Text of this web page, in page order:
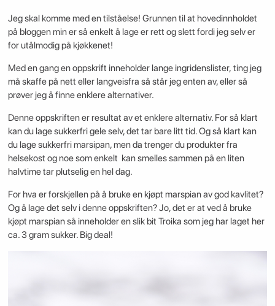
Jeg skal komme med en tilståelse! Grunnen til at hovedinnholdet
på bloggen min er så enkelt å lage er rett og slett fordi jeg selv er
for utålmodig på kjøkkenet!
Med en gang en oppskrift inneholder lange ingridenslister, ting jeg
må skaffe på nett eller langveisfra så står jeg enten av, eller så
prøver jeg å finne enklere alternativer.
Denne oppskriften er resultat av et enklere alternativ. For så klart
kan du lage sukkerfri gele selv, det tar bare litt tid. Og så klart kan
du lage sukkerfri marsipan, men da trenger du produkter fra
helsekost og noe som enkelt kan smelles sammen på en liten
halvtime tar plutselig en hel dag.
For hva er forskjellen på å bruke en kjøpt marspian av god kavlitet?
Og å lage det selv i denne oppskriften? Jo, det er at ved å bruke
kjøpt marspian så inneholder en slik bit Troika som jeg har laget her
ca. 3 gram sukker. Big deal!